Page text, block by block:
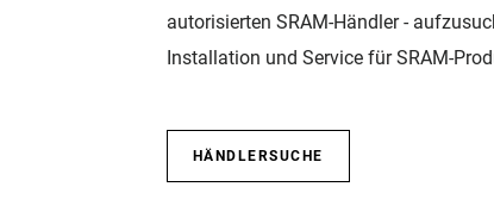
autorisierten SRAM-Händler -
Installation und Service für SRAM-
HÄNDLERSUCHE